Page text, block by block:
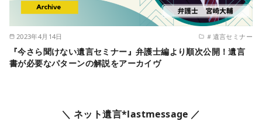
2023年4月14日 ＃遺言セミナー
『今さら聞けない遺言セミナー』弁護士編より順次公開！遺言
書が必要なパターンの解説をアーカイヴ
＼ ネット遺言*lastmessage ／